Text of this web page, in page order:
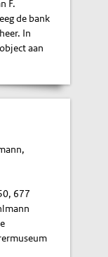
F.
de bank
In
aan
677